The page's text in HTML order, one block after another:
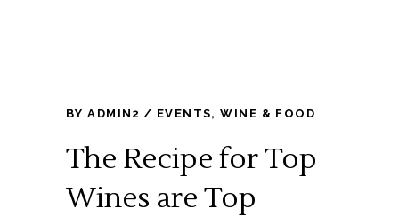
BYADMIN2 EVENTS,WINE & FOOD
The Recipe for Top
Wines are Top